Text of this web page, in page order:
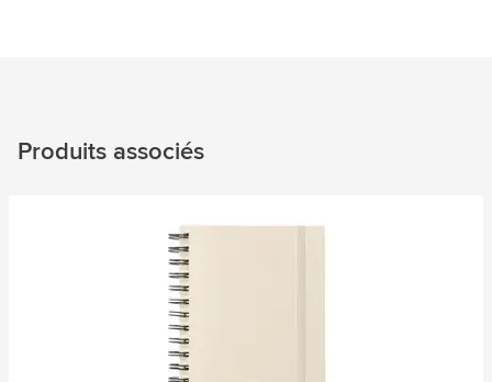
Produits associés